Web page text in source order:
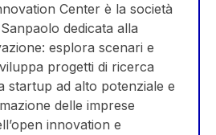
Center è la società
dedicata alla
esplora scenari e
progetti di ricerca
startup ad alto potenziale e
delle imprese
innovation e